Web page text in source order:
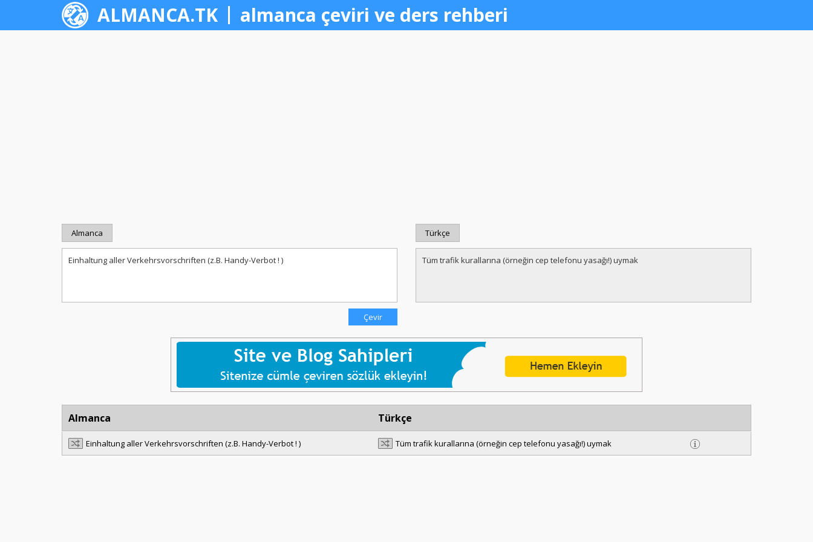
ALMANCA.TK almanca çeviri ve ders rehberi
Almanca Türkçe
Almanca Türkçe
Einhaltung aller Verkehrsvorschriften (z.B. Handy-Verbot ! ) Tüm trafik kurallarına (örneğin cep telefonu yasağı!) uymak